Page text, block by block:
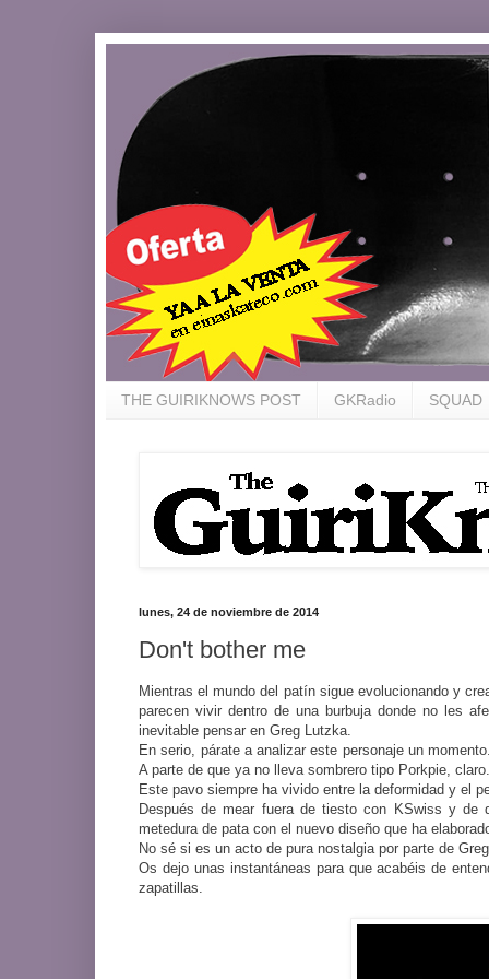
THE GUIRIKNOWS POST GKRadio SQUAD
lunes, 24 de noviembre de 2014
Don't bother me
Mientras el mundo del patín sigue evolucionando y
parecen vivir dentro de una burbuja donde no les
inevitable pensar en Greg Lutzka.
En serio, párate a analizar este personaje un
A parte de que ya no lleva sombrero tipo Porkpie, claro.
Este pavo siempre ha vivido entre la deformidad y el
Después de mear fuera de tiesto con KSwiss y de
metedura de pata con el nuevo diseño que ha
No sé si es un acto de pura nostalgia por parte de
Os dejo unas instantáneas para que acabéis de
zapatillas.